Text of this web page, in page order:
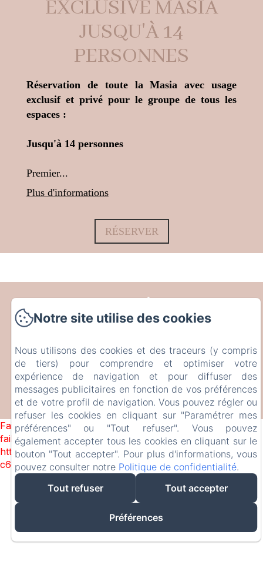
EXCLUSIVE MASIA
JUSQU'À 14
PERSONNES
Réservation de toute la Masia avec usage
exclusif et privé pour le groupe de tous les
espaces :
Jusqu'à 14 personnes
Premier...
Plus d'informations
RÉSERVER
CAN SERRÀ 1786
info@canserra1786.cat
+34610336310
Créé par Amenitiz
Failed to load BookingEngine/index: Loading chunk 1322
failed. (missing:
https://d1cmur5l0xva3h.cloudfront.net/packs/1322-
c6e932f9d3d27b65-1bf7c4dc6a241241.js)
Notre site utilise des cookies
Nous utilisons des cookies et des traceurs (y compris
de tiers) pour comprendre et optimiser votre
expérience de navigation et pour diffuser des
messages publicitaires en fonction de vos préférences
et de votre profil de navigation. Vous pouvez régler ou
refuser les cookies en cliquant sur "Paramétrer mes
préférences" ou "Tout refuser". Vous pouvez
également accepter tous les cookies en cliquant sur le
bouton "Tout accepter". Pour plus d'informations, vous
pouvez consulter notre Politique de confidentialité.
Tout refuser
Tout accepter
Préférences